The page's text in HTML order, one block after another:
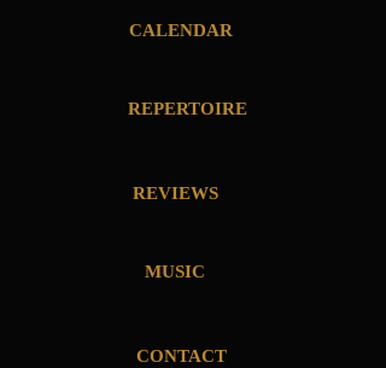
CALENDAR
REPERTOIRE
REVIEWS
MUSIC
CONTACT